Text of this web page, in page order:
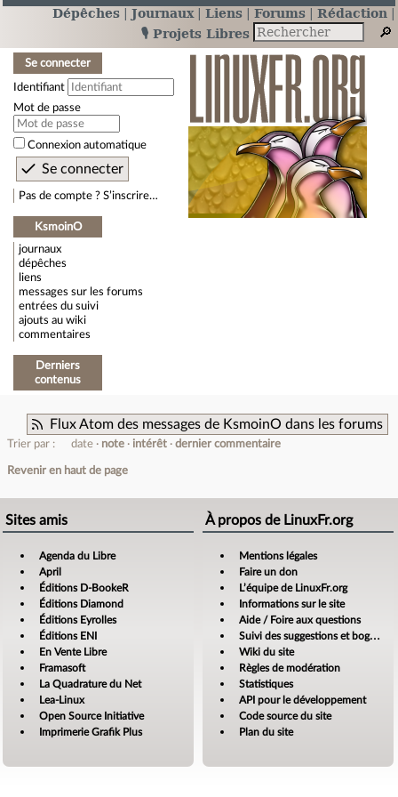
Dépêches Journaux Liens Forums
Rédaction
🎙️ Projets Libres
Se connecter
Identifiant
Mot de passe
Connexion automatique
Pas de compte ? S’inscrire…
KsmoinO
journaux
dépêches
liens
messages sur les forums
entrées du suivi
ajouts au wiki
commentaires
Derniers
contenus
Flux Atom des messages de KsmoinO dans les forums
Trier par : date note intérêt dernier commentaire
Revenir en haut de page
Sites amis
Agenda du Libre
April
Éditions D-BookeR
Éditions Diamond
Éditions Eyrolles
Éditions ENI
En Vente Libre
Framasoft
La Quadrature du Net
Lea-Linux
Open Source Initiative
Imprimerie Grafik Plus
À propos de LinuxFr.org
Mentions légales
Faire un don
L’équipe de LinuxFr.org
Informations sur le site
Aide / Foire aux questions
Suivi des suggestions et bogues
Wiki du site
Règles de modération
Statistiques
API pour le développement
Code source du site
Plan du site